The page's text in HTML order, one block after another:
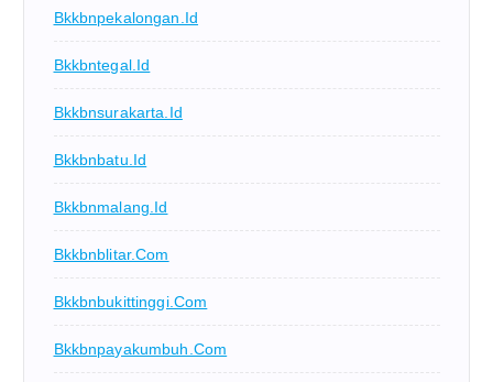
Bkkbnpekalongan.id
Bkkbntegal.id
Bkkbnsurakarta.id
Bkkbnbatu.id
Bkkbnmalang.id
Bkkbnblitar.com
Bkkbnbukittinggi.com
Bkkbnpayakumbuh.com